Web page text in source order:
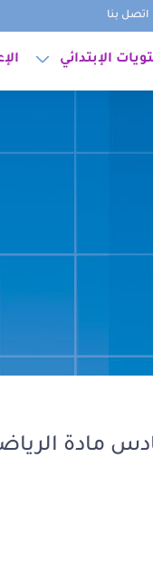
اتصل بنا
الإبتدائي
المحلي للمستوى 6